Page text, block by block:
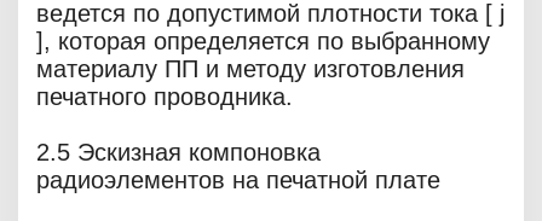
ведется по допустимой плотности тока [ j
], которая определяется по выбранному
материалу ПП и методу изготовления
печатного проводника.
2.5 Эскизная компоновка
радиоэлементов на печатной плате